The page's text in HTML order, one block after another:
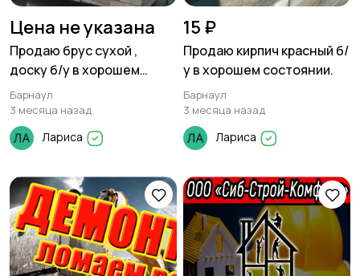
Цена не указана
Продаю брус сухой ,
доску б/у в хорошем
состояянии.
Барнаул
3 месяца назад
Лариса
15 ₽
Продаю кирпич красный б/
у в хорошем состоянии.
Барнаул
3 месяца назад
Лариса